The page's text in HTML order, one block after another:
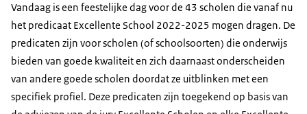
Vandaag is een feestelijke dag voor de 43 scholen die vanaf nu
het predicaat Excellente School 2022-2025 mogen dragen. De
predicaten zijn voor scholen (of schoolsoorten) die onderwijs
bieden van goede kwaliteit en zich daarnaast onderscheiden
van andere goede scholen doordat ze uitblinken met een
specifiek profiel. Deze predicaten zijn toegekend op basis van